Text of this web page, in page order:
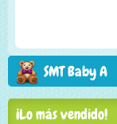
SMT Baby A
¡Lo más vendido!